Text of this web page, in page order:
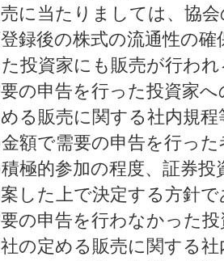
に当たりましては、協
録後の株式の流通性の
投資家にも販売が行わ
の申告を行った投資家
る販売に関する社内規
額で需要の申告を行っ
極的参加の程度、証券
した上で決定する方針
の申告を行わなかった
の定める販売に関する